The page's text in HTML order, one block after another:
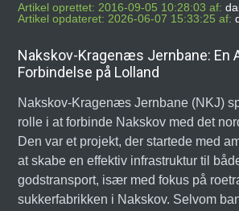
Artikel oprettet: 2016-09-05 10:28:03 af:
Artikel opdateret: 2026-06-07 15:33:25 af:
Nakskov-Kragenæs Jernbane: En
Forbindelse på Lolland
Nakskov-Kragenæs Jernbane (NKJ)
rolle i at forbinde Nakskov med det
Den var et projekt, der startede med
at skabe en effektiv infrastruktur til
godstransport, især med fokus på
sukkerfabrikken i Nakskov. Selvom